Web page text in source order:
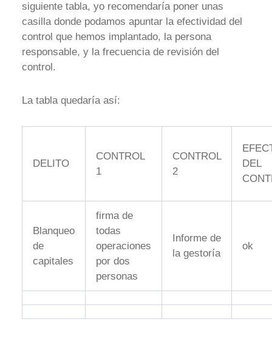
siguiente tabla, yo recomendaría poner unas
casilla donde podamos apuntar la efectividad del
control que hemos implantado, la persona
responsable, y la frecuencia de revisión del
control.
La tabla quedaría así:
DELITO
CONTROL
1
CONTROL
2
DEL
Blanqueo
de
capitales
firma de
todas
operaciones
por dos
personas
Informe de
la gestoría
ok